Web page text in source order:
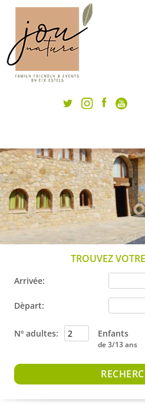
TROUVEZ
Arrivée:
Dèpart:
Nº adultes: Enfants
de 3/13 ans